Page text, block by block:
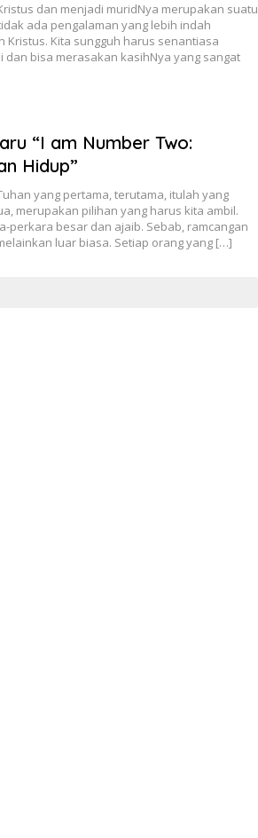
dan menjadi muridNya merupakan suatu
ada pengalaman yang lebih indah
Kita sungguh harus senantiasa
bisa merasakan kasihNya yang sangat
“I am Number Two:
Hidup”
yang pertama, terutama, itulah yang
merupakan pilihan yang harus kita ambil.
perkara besar dan ajaib. Sebab, ramcangan
luar biasa. Setiap orang yang […]